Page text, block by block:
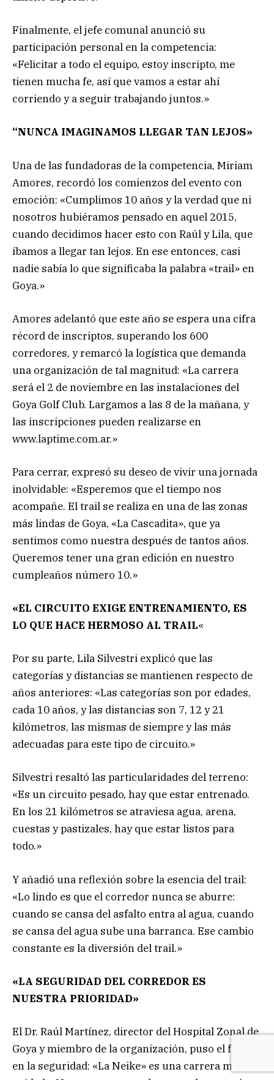
Finalmente, el jefe comunal anunció su
participación personal en la competencia:
«Felicitar a todo el equipo, estoy inscripto, me
tienen mucha fe, así que vamos a estar ahí
corriendo y a seguir trabajando juntos.»
“NUNCA IMAGINAMOS LLEGAR TAN LEJOS»
Una de las fundadoras de la competencia, Miriam
Amores, recordó los comienzos del evento con
emoción: «Cumplimos 10 años y la verdad que ni
nosotros hubiéramos pensado en aquel 2015,
cuando decidimos hacer esto con Raúl y Lila, que
íbamos a llegar tan lejos. En ese entonces, casi
nadie sabía lo que significaba la palabra «trail» en
Goya.»
Amores adelantó que este año se espera una cifra
récord de inscriptos, superando los 600
corredores, y remarcó la logística que demanda
una organización de tal magnitud: «La carrera
será el 2 de noviembre en las instalaciones del
Goya Golf Club. Largamos a las 8 de la mañana, y
las inscripciones pueden realizarse en
www.laptime.com.ar.»
Para cerrar, expresó su deseo de vivir una jornada
inolvidable: «Esperemos que el tiempo nos
acompañe. El trail se realiza en una de las zonas
más lindas de Goya, «La Cascadita», que ya
sentimos como nuestra después de tantos años.
Queremos tener una gran edición en nuestro
cumpleaños número 10.»
«EL CIRCUITO EXIGE ENTRENAMIENTO, ES
LO QUE HACE HERMOSO AL TRAIL«
Por su parte, Lila Silvestri explicó que las
categorías y distancias se mantienen respecto de
años anteriores: «Las categorías son por edades,
cada 10 años, y las distancias son 7, 12 y 21
kilómetros, las mismas de siempre y las más
adecuadas para este tipo de circuito.»
Silvestri resaltó las particularidades del terreno:
«Es un circuito pesado, hay que estar entrenado.
En los 21 kilómetros se atraviesa agua, arena,
cuestas y pastizales, hay que estar listos para
todo.»
Y añadió una reflexión sobre la esencia del trail:
«Lo lindo es que el corredor nunca se aburre:
cuando se cansa del asfalto entra al agua, cuando
se cansa del agua sube una barranca. Ese cambio
constante es la diversión del trail.»
«LA SEGURIDAD DEL CORREDOR ES
NUESTRA PRIORIDAD»
El Dr. Raúl Martínez, director del Hospital Zonal de
Goya y miembro de la organización, puso el foco
en la seguridad: «La Neike» es una carrera muy